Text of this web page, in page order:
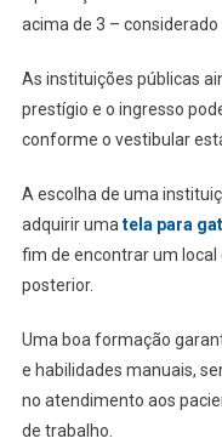
acima de 3 –
As instituições públicas
prestígio e o ingresso
conforme o vestibular
A escolha de uma
adquirir uma tela para
fim de encontrar um local
posterior.
Uma boa formação
e habilidades manuais,
no atendimento aos
de trabalho.